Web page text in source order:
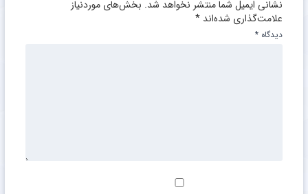
نشانی ایمیل شما منتشر نخواهد شد. بخش‌های موردنیاز
علامت‌گذاری شده‌اند *
دیدگاه *